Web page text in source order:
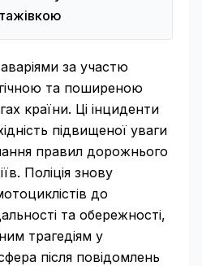
за участю
та поширеною
країни. Ці інциденти
підвищеної уваги
правил дорожнього
Поліція знову
до
та обережності,
трагедіям у
після повідомлень